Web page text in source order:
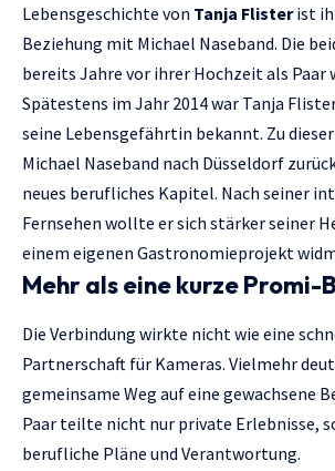
Lebensgeschichte von Tanja Flisterist
Beziehung mit Michael Naseband. Die
bereits Jahre vor ihrer Hochzeit als Paar
Spätestens im Jahr 2014 war Tanja
seine Lebensgefährtin bekannt. Zu
Michael Naseband nach Düsseldorf
neues berufliches Kapitel. Nach seiner
Fernsehen wollte er sich stärker seiner
einem eigenen Gastronomieprojekt
Mehr als eine kurze Promi-
Die Verbindung wirkte nicht wie eine
Partnerschaft für Kameras. Vielmehr
gemeinsame Weg auf eine gewachsene
Paar teilte nicht nur private Erlebnisse,
berufliche Pläne und Verantwortung.